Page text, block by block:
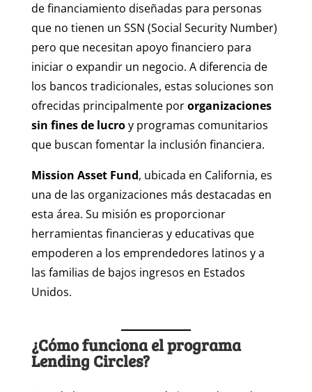
de financiamiento diseñadas para personas
que no tienen un SSN (Social Security Number)
pero que necesitan apoyo financiero para
iniciar o expandir un negocio. A diferencia de
los bancos tradicionales, estas soluciones son
ofrecidas principalmente pororganizaciones
sin fines de lucroy programas comunitarios
que buscan fomentar la inclusión financiera.
Mission Asset Fund, ubicada en California, es
una de las organizaciones más destacadas en
esta área. Su misión es proporcionar
herramientas financieras y educativas que
empoderen a los emprendedores latinos y a
las familias de bajos ingresos en Estados
Unidos.
¿Cómo funciona el programa
Lending Circles?